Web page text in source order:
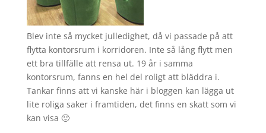
Blev inte så mycket julledighet, då vi passade på att
flytta kontorsrum i korridoren. Inte så lång flytt men
ett bra tillfälle att rensa ut. 19 år i samma
kontorsrum, fanns en hel del roligt att bläddra i.
Tankar finns att vi kanske här i bloggen kan lägga ut
lite roliga saker i framtiden, det finns en skatt som vi
kan visa 🙂